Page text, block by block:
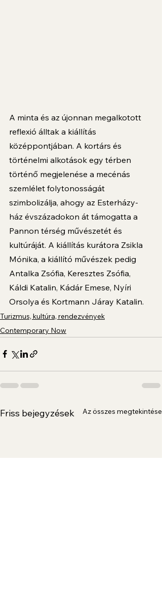
A minta és az újonnan megalkotott
reflexió álltak a kiállítás
középpontjában. A kortárs és
történelmi alkotások egy térben
történő megjelenése a mecénás
szemlélet folytonosságát
szimbolizálja, ahogy az Esterházy-
ház évszázadokon át támogatta a
Pannon térség művészetét és
kultúráját. A kiállítás kurátora Zsikla
Mónika, a kiállító művészek pedig
Antalka Zsófia, Keresztes Zsófia,
Káldi Katalin, Kádár Emese, Nyíri
Orsolya és Kortmann Járay Katalin.
Turizmus, kultúra, rendezvények
Contemporary Now
Friss bejegyzések Az összes megtekintése